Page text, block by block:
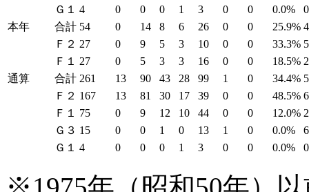
Ｇ１
4 0 0 0 1 3 0 0 0.0%
本年
合計 54 0 14 8 6 26 0 0 25.9%
Ｆ２ 27 0 9 5 3 10 0 0 33.3%
Ｆ１
27 0 5 3 3 16 0 0 18.5%
通算
合計 261 13 90 43 28 99 1 0 34.4%
Ｆ２ 167 13 81 30 17 39 0 0 48.5%
Ｆ１
75 0 9 12 10 44 0 0 12.0%
Ｇ３ 15 0 0 1 0 13 1 0 0.0%
Ｇ１
4 0 0 0 1 3 0 0 0.0%